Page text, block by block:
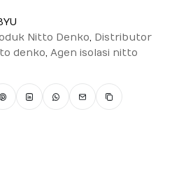
Nitto Denko, Distributor
denko, Agen isolasi nitto